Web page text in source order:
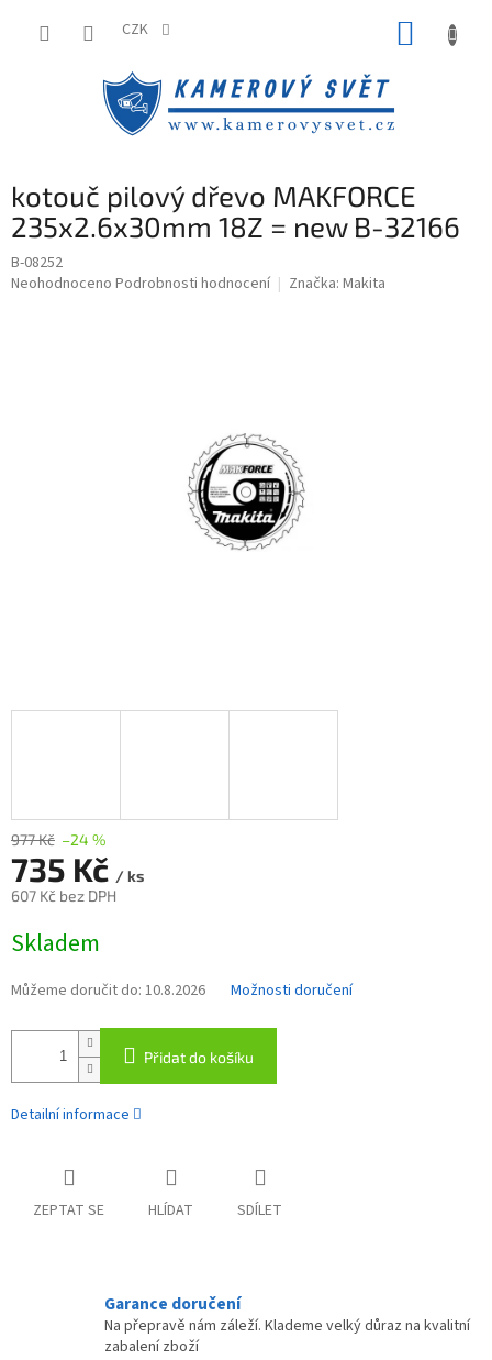
CZK
kotouč pilový dřevo MAKFORCE
235x2.6x30mm 18Z = new B-32166
B-08252
Průměrné
Neohodnoceno Podrobnosti hodnocení Značka: Makita
977 Kč –24 %
735 Kč / ks
607 Kč bez DPH
cena:
Skladem
Můžeme doručit do: 10.8.2026 Možnosti doručení
Přidat do košíku
Detailní informace
ZEPTAT SE HLÍDAT SDÍLET
Garance doručení
Na přepravě nám záleží. Klademe velký důraz na kvalitní
zabalení zboží